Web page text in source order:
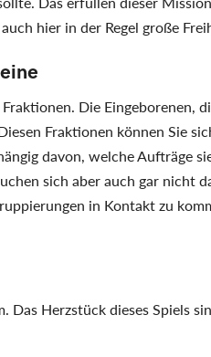
hier in der Regel große
Die Eingeborenen,
Fraktionen können Sie
davon, welche Aufträge
sich aber auch gar nicht
in Kontakt zu
Das Herzstück dieses Spiels